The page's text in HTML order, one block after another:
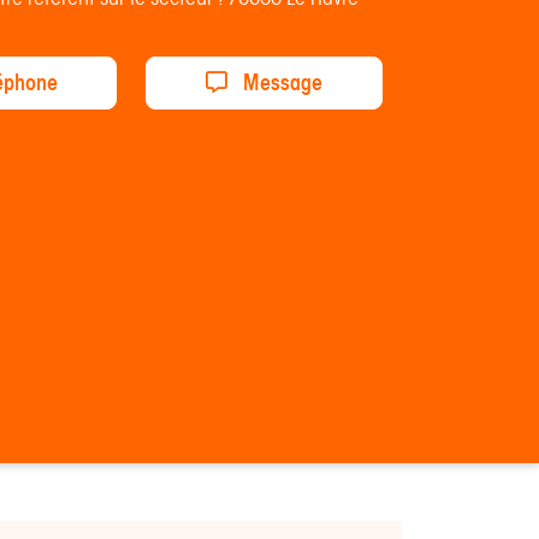
Message